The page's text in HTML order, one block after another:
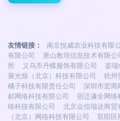
友情链接： 南京悦威农业科技有限
有限公司
唐山教培信息技术有限公
所
义乌市丹蝶服饰有限公司 姿瑞
展光烁（北京）科技有限公司
杭州
橘子科技有限责任公司
深圳市宏商
郝网络科技有限公司
宿迁谦全网络
络科技有限公司
北京众信瑞达商贸
（北京）网络科技有限公司
双阳区